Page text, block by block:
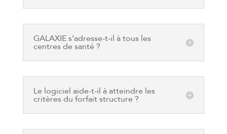
GALAXIE s’adresse-t-il à tous les
centres de santé ?
Le logiciel aide-t-il à atteindre les
critères du forfait structure ?